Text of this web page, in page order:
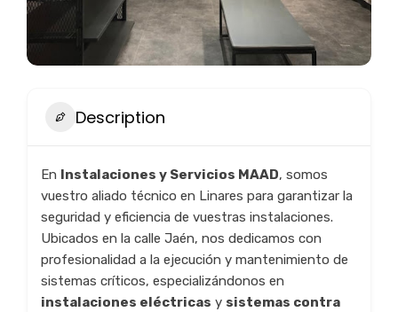
Description
En Instalaciones y Servicios MAAD, somos
vuestro aliado técnico en Linares para garantizar la
seguridad y eficiencia de vuestras instalaciones.
Ubicados en la calle Jaén, nos dedicamos con
profesionalidad a la ejecución y mantenimiento de
sistemas críticos, especializándonos en
instalaciones eléctricas y sistemas contra